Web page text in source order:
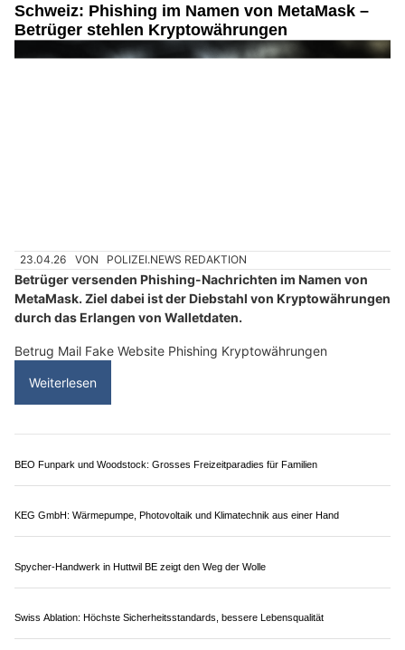
Schweiz: Phishing im Namen von MetaMask –
Betrüger stehlen Kryptowährungen
23.04.26 VON POLIZEI.NEWS REDAKTION
Betrüger versenden Phishing-Nachrichten im Namen von
MetaMask. Ziel dabei ist der Diebstahl von Kryptowährungen
durch das Erlangen von Walletdaten.
Betrug Mail Fake Website Phishing Kryptowährungen
Weiterlesen